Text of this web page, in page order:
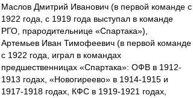
Маслов Дмитрий Иванович (в первой команде с
1922 года, с 1919 года выступал в команде
РГО, прародительнице «Спартака»),
Артемьев Иван Тимофеевич (в первой команде
с 1922 года, играл в командах
предшественницах «Спартака»: ОФВ в 1912-
1913 годах, «Новогиреево» в 1914-1915 и
1917-1918 годах, КФС в 1919-1921 годах,